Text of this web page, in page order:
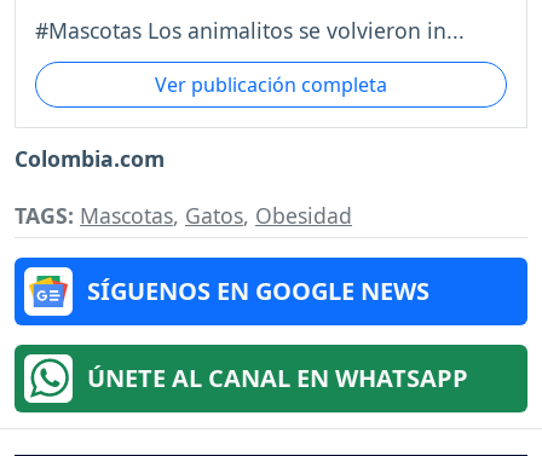
#Mascotas Los animalitos se volvieron in...
Ver publicación completa
Colombia.com
TAGS: Mascotas, Gatos, Obesidad
SÍGUENOS EN GOOGLE NEWS
ÚNETE AL CANAL EN WHATSAPP